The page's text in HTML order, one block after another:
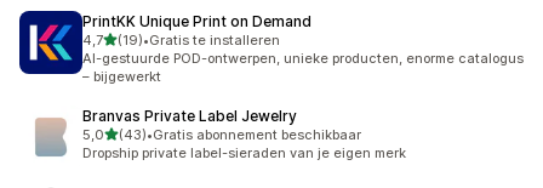
PrintKK Unique Print on Demand
4,7van 5 sterren
(19)
19 recensies in totaal
•Gratis te installeren
AI-gestuurde POD-ontwerpen, unieke producten, enorme catalogus
– bijgewerkt
Branvas Private Label Jewelry
5,0van 5 sterren
(43)
43 recensies in totaal
•Gratis abonnement beschikbaar
Dropship private label-sieraden van je eigen merk